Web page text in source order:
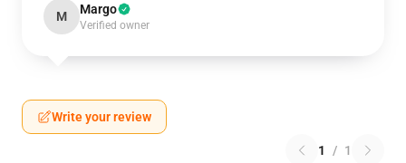
M Margo
Verified owner
Write your review
1 / 1